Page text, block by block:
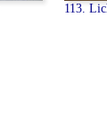
113.